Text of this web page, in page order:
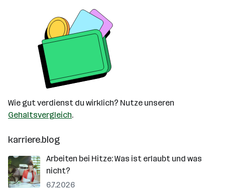
Wie gut verdienst du wirklich? Nutze unseren
Gehaltsvergleich.
karriere.blog
Arbeiten bei Hitze: Was ist erlaubt und was
nicht?
6.7.2026